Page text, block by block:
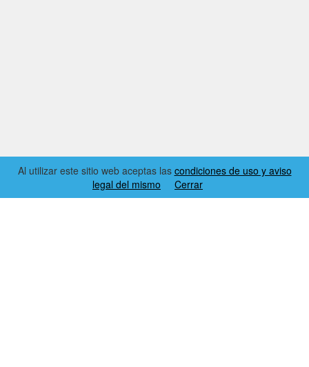
Al utilizar este sitio web aceptas las condiciones de uso y aviso
legal del mismo
Cerrar